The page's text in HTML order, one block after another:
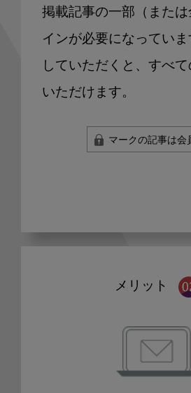
掲載記事の一部（また
インが必要になってい
していただくと、すべ
いただけます。
マークの記事は会
メリット